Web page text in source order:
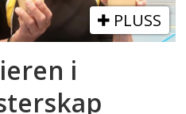
PLUSS
i